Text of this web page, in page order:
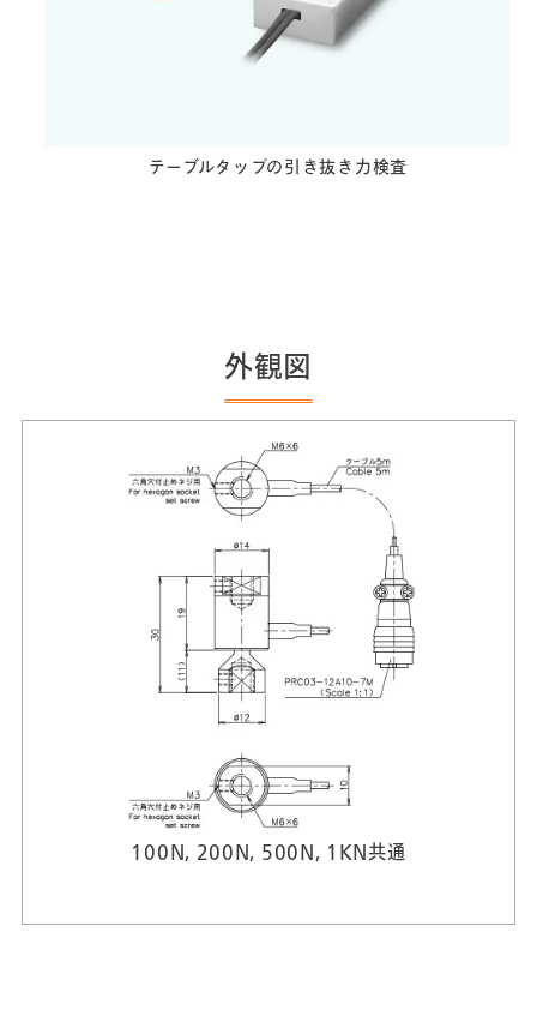
テーブルタップの引き抜き力検査
外観図
100N, 200N, 500N, 1KN共通